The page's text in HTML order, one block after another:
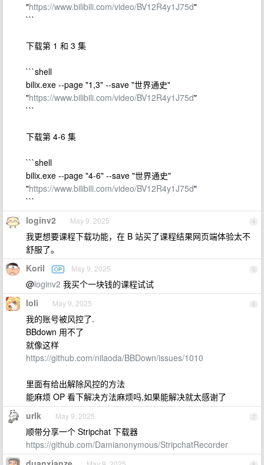
"https://www.bilibili.com/video/BV12R4y1J75d"
```
下载第 1 和 3 集
```shell
bilix.exe --page "1,3" --save "世界通史"
"https://www.bilibili.com/video/BV12R4y1J75d"
```
下载第 4-6 集
```shell
bilix.exe --page "4-6" --save "世界通史"
"https://www.bilibili.com/video/BV12R4y1J75d"
```
4
loginv2 May 9, 2025
我更想要课程下载功能，在 B 站买了课程结果网页端体验太不
舒服了。
5
Koril OP May 9, 2025
@loginv2 我买个一块钱的课程试试
6
loli May 9, 2025
我的账号被风控了.
BBdown 用不了
就像这样
https://github.com/nilaoda/BBDown/issues/1010
里面有给出解除风控的方法
能麻烦 OP 看下解决方法麻烦吗,如果能解决就太感谢了
7
urlk May 9, 2025
顺带分享一个 Stripchat 下载器
https://github.com/Damianonymous/StripchatRecorder